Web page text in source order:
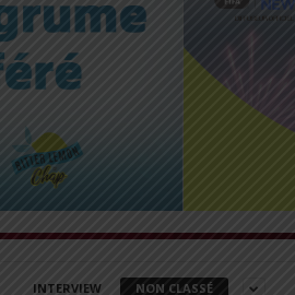
INTERVIEW NON CLASSÉ